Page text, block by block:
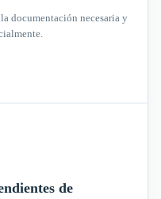
documentación necesaria y
de